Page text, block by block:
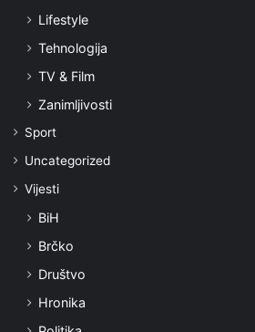
Lifestyle
Tehnologija
TV & Film
Zanimljivosti
Sport
Uncategorized
Vijesti
BiH
Brčko
Društvo
Hronika